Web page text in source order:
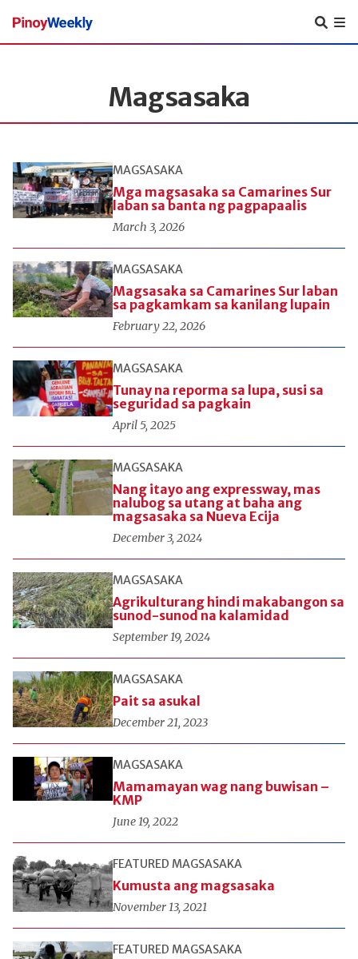
Pinoy
Weekly
Magsasaka
MAGSASAKA
Mga magsasaka sa Camarines Sur
laban sa banta ng pagpapaalis
March 3, 2026
MAGSASAKA
Magsasaka sa Camarines Sur laban
sa pagkamkam sa kanilang lupain
February 22, 2026
MAGSASAKA
Tunay na reporma sa lupa, susi sa
seguridad sa pagkain
April 5, 2025
MAGSASAKA
Nang itayo ang expressway, mas
nalubog sa utang at baha ang
magsasaka sa Nueva Ecija
December 3, 2024
MAGSASAKA
Agrikulturang hindi makabangon sa
sunod-sunod na kalamidad
September 19, 2024
MAGSASAKA
Pait sa asukal
December 21, 2023
MAGSASAKA
Mamamayan wag nang buwisan –
KMP
June 19, 2022
FEATURED MAGSASAKA
Kumusta ang magsasaka
November 13, 2021
FEATURED MAGSASAKA